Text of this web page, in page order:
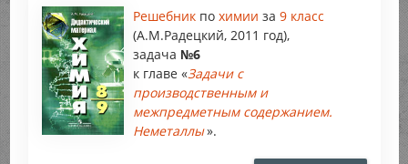
Решебник по химии за 9 класс
(А.М.Радецкий, 2011 год),
задача №6
к главе «Задачи с
производственным и
межпредметным содержанием.
Неметаллы».